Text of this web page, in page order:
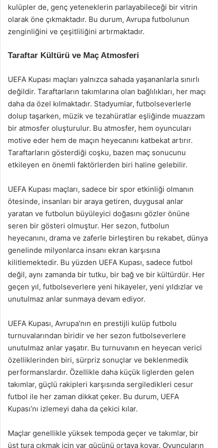
kulüpler de, genç yeteneklerin parlayabileceği bir vitrin
olarak öne çıkmaktadır. Bu durum, Avrupa futbolunun
zenginliğini ve çeşitliliğini artırmaktadır.
Taraftar Kültürü ve Maç Atmosferi
UEFA Kupası maçları yalnızca sahada yaşananlarla sınırlı
değildir. Taraftarların takımlarına olan bağlılıkları, her maçı
daha da özel kılmaktadır. Stadyumlar, futbolseverlerle
dolup taşarken, müzik ve tezahüratlar eşliğinde muazzam
bir atmosfer oluşturulur. Bu atmosfer, hem oyuncuları
motive eder hem de maçın heyecanını katbekat artırır.
Taraftarların gösterdiği coşku, bazen maç sonucunu
etkileyen en önemli faktörlerden biri haline gelebilir.
UEFA Kupası maçları, sadece bir spor etkinliği olmanın
ötesinde, insanları bir araya getiren, duygusal anlar
yaratan ve futbolun büyüleyici doğasını gözler önüne
seren bir gösteri olmuştur. Her sezon, futbolun
heyecanını, drama ve zaferle birleştiren bu rekabet, dünya
genelinde milyonlarca insanı ekran karşısına
kilitlemektedir. Bu yüzden UEFA Kupası, sadece futbol
değil, aynı zamanda bir tutku, bir bağ ve bir kültürdür. Her
geçen yıl, futbolseverlere yeni hikayeler, yeni yıldızlar ve
unutulmaz anlar sunmaya devam ediyor.
UEFA Kupası, Avrupa’nın en prestijli kulüp futbolu
turnuvalarından biridir ve her sezon futbolseverlere
unutulmaz anlar yaşatır. Bu turnuvanın en heyecan verici
özelliklerinden biri, sürpriz sonuçlar ve beklenmedik
performanslardır. Özellikle daha küçük liglerden gelen
takımlar, güçlü rakipleri karşısında sergiledikleri cesur
futbol ile her zaman dikkat çeker. Bu durum, UEFA
Kupası’nı izlemeyi daha da çekici kılar.
Maçlar genellikle yüksek tempoda geçer ve takımlar, bir
üst tura çıkmak için var gücünü ortaya koyar. Oyuncuların